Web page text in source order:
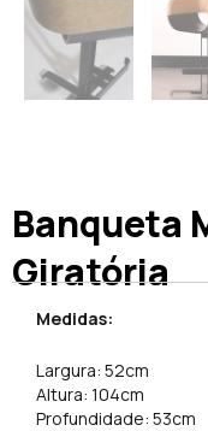
Banqueta
Giratória
Medidas:
Largura: 52cm
Altura: 104cm
Profundidade: 53cm